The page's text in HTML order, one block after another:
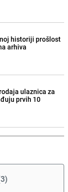
historiji prošlost
arhiva
ulaznica za
prvih 10
3)